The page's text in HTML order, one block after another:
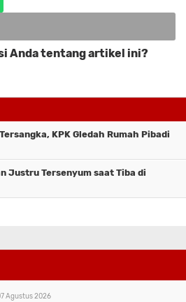
Komentar
Anda tentang artikel ini?
KPK Gledah Rumah Pibadi
Justru Tersenyum saat Tiba di
Agustus 2026